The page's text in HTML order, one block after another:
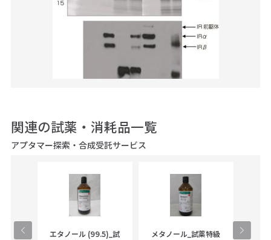
関連の試薬・消耗品一覧
アプタマー探索・合成受託サービス
エタノール (99.5)_試
メタノール_試薬特級